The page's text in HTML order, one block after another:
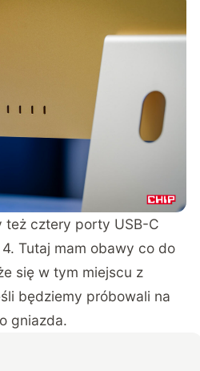
też cztery porty USB-C
Tutaj mam obawy co do
się w tym miejscu z
będziemy próbowali na
gniazda.